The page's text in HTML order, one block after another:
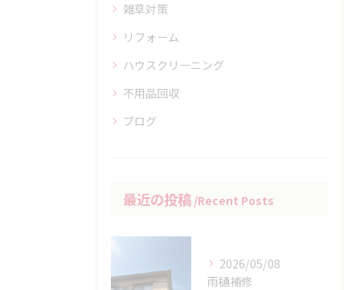
雑草対策
リフォーム
ハウスクリーニング
不用品回収
ブログ
最近の投稿 Recent Posts
2026/05/08
雨樋補修